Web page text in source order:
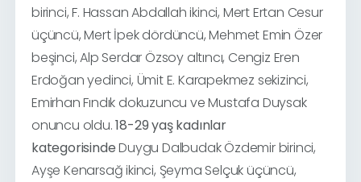
birinci, F. Hassan Abdallah ikinci, Mert Ertan Cesur
üçüncü, Mert İpek dördüncü, Mehmet Emin Özer
beşinci, Alp Serdar Özsoy altıncı, Cengiz Eren
Erdoğan yedinci, Ümit E. Karapekmez sekizinci,
Emirhan Fındık dokuzuncu ve Mustafa Duysak
onuncu oldu.18-29 yaş kadınlar
kategorisindeDuygu Dalbudak Özdemir birinci,
Ayşe Kenarsağ ikinci, Şeyma Selçuk üçüncü,